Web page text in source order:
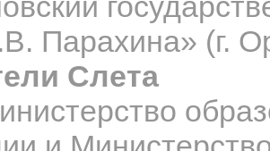
Парахина» (г.
Слета